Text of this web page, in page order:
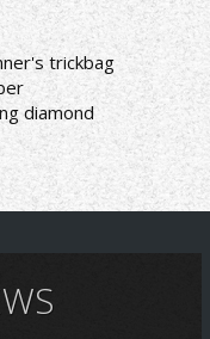
trickbag
diamond